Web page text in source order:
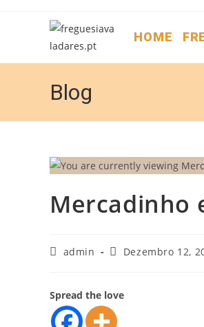
HOME
Blog
Mercadinho
admin Dezembro 12,
Spread the love